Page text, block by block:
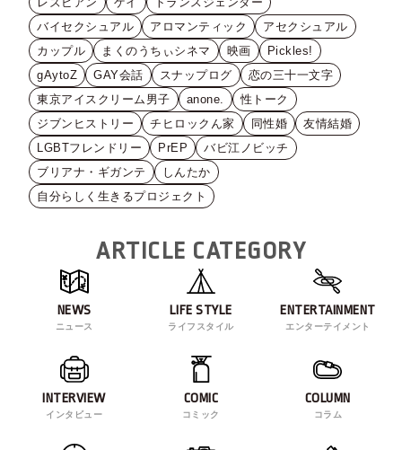
バイセクシュアル
アロマンティック
アセクシュアル
カップル
まくのうちぃシネマ 映画
Pickles!
gAytoZ
GAY会話 スナップログ
恋の三十一文字
東京アイスクリーム男子
anone.
性トーク
ジブンヒストリー
チヒロックん家 同性婚
友情結婚
LGBTフレンドリー
PrEP
バビ江ノビッチ
ブリアナ・ギガンテ
しんたか
自分らしく生きるプロジェクト
ARTICLE CATEGORY
NEWS
ニュース
LIFE STYLE
ライフスタイル
ENTERTAINMENT
エンターテイメント
INTERVIEW
インタビュー
COMIC
コミック
COLUMN
コラム